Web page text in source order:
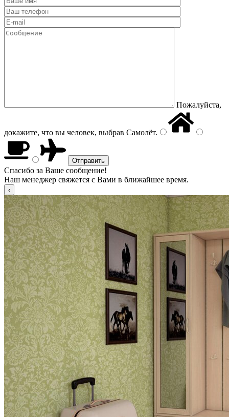
Пожалуйста,
докажите, что вы человек, выбрав Самолёт.
Спасибо за Ваше сообщение!
Наш менеджер свяжется с Вами в ближайшее время.